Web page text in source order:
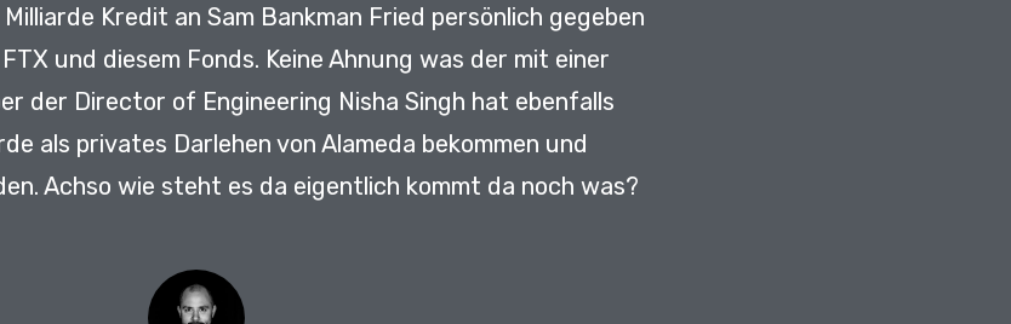
Kredit an Sam Bankman Fried persönlich gegeben
und diesem Fonds. Keine Ahnung was der mit einer
der Director of Engineering Nisha Singh hat ebenfalls
als privates Darlehen von Alameda bekommen und
Achso wie steht es da eigentlich kommt da noch was?